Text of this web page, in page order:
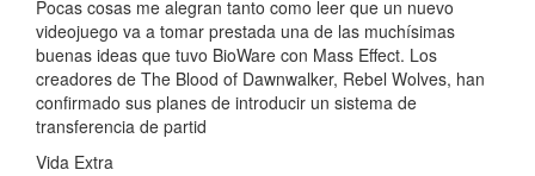
Pocas cosas me alegran tanto como leer que un nuevo
videojuego va a tomar prestada una de las muchísimas
buenas ideas que tuvo BioWare con Mass Effect. Los
creadores de The Blood of Dawnwalker, Rebel Wolves, han
confirmado sus planes de introducir un sistema de
transferencia de partid
Vida Extra